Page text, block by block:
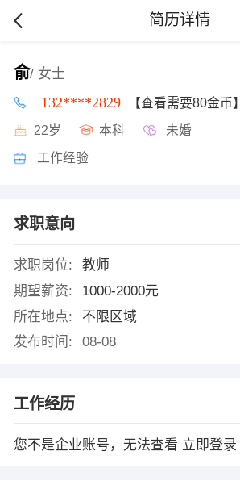
简历详情
俞/ 女士
132****2829 【查看需要80金币】
22岁 本科 未婚
工作经验
求职意向
求职岗位:
教师
期望薪资:
1000-2000元
所在地点:
不限区域
发布时间:
08-08
工作经历
您不是企业账号，无法查看 立即登录